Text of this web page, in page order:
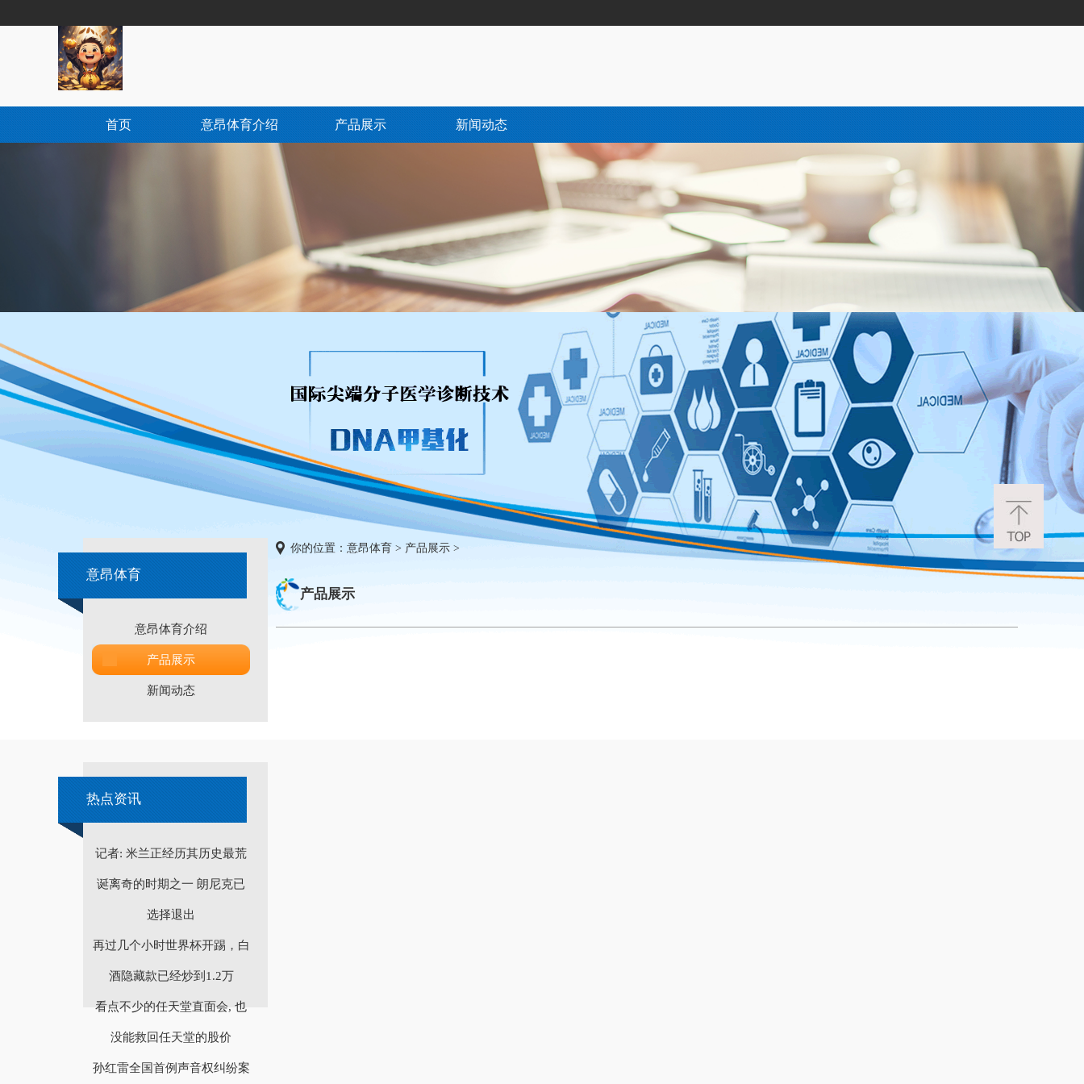
首页 意昂体育介绍 产品展示 新闻动态
意昂体育
意昂体育介绍
产品展示
新闻动态
热点资讯
记者: 米兰正经历其历史最荒
诞离奇的时期之一 朗尼克已
选择退出
再过几个小时世界杯开踢，白
酒隐藏款已经炒到1.2万
看点不少的任天堂直面会, 也
没能救回任天堂的股价
孙红雷全国首例声音权纠纷案
你的位置： 意昂体育 > 产品展示 >
产品展示